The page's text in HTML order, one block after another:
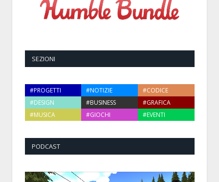
SEZIONI
#PROGETTI #NOTIZIE
#CODICE
#DESIGN
#BUSINESS
#GRAFICA
#MUSICA
#GIOCHI #EVENTI
PODCAST